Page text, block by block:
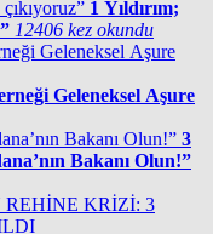
1 Yıldırım;
12406 kez okundu
Geleneksel Aşure
3
Bakanı Olun!”